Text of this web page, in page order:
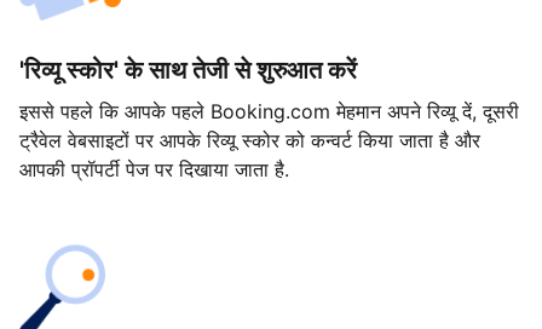
'रिव्यू स्कोर' के साथ तेजी से शुरुआत करें
इससे पहले कि आपके पहले Booking.com मेहमान अपने रिव्यू दें, दूसरी
ट्रैवेल वेबसाइटों पर आपके रिव्यू स्कोर को कन्वर्ट किया जाता है और
आपकी प्रॉपर्टी पेज पर दिखाया जाता है.